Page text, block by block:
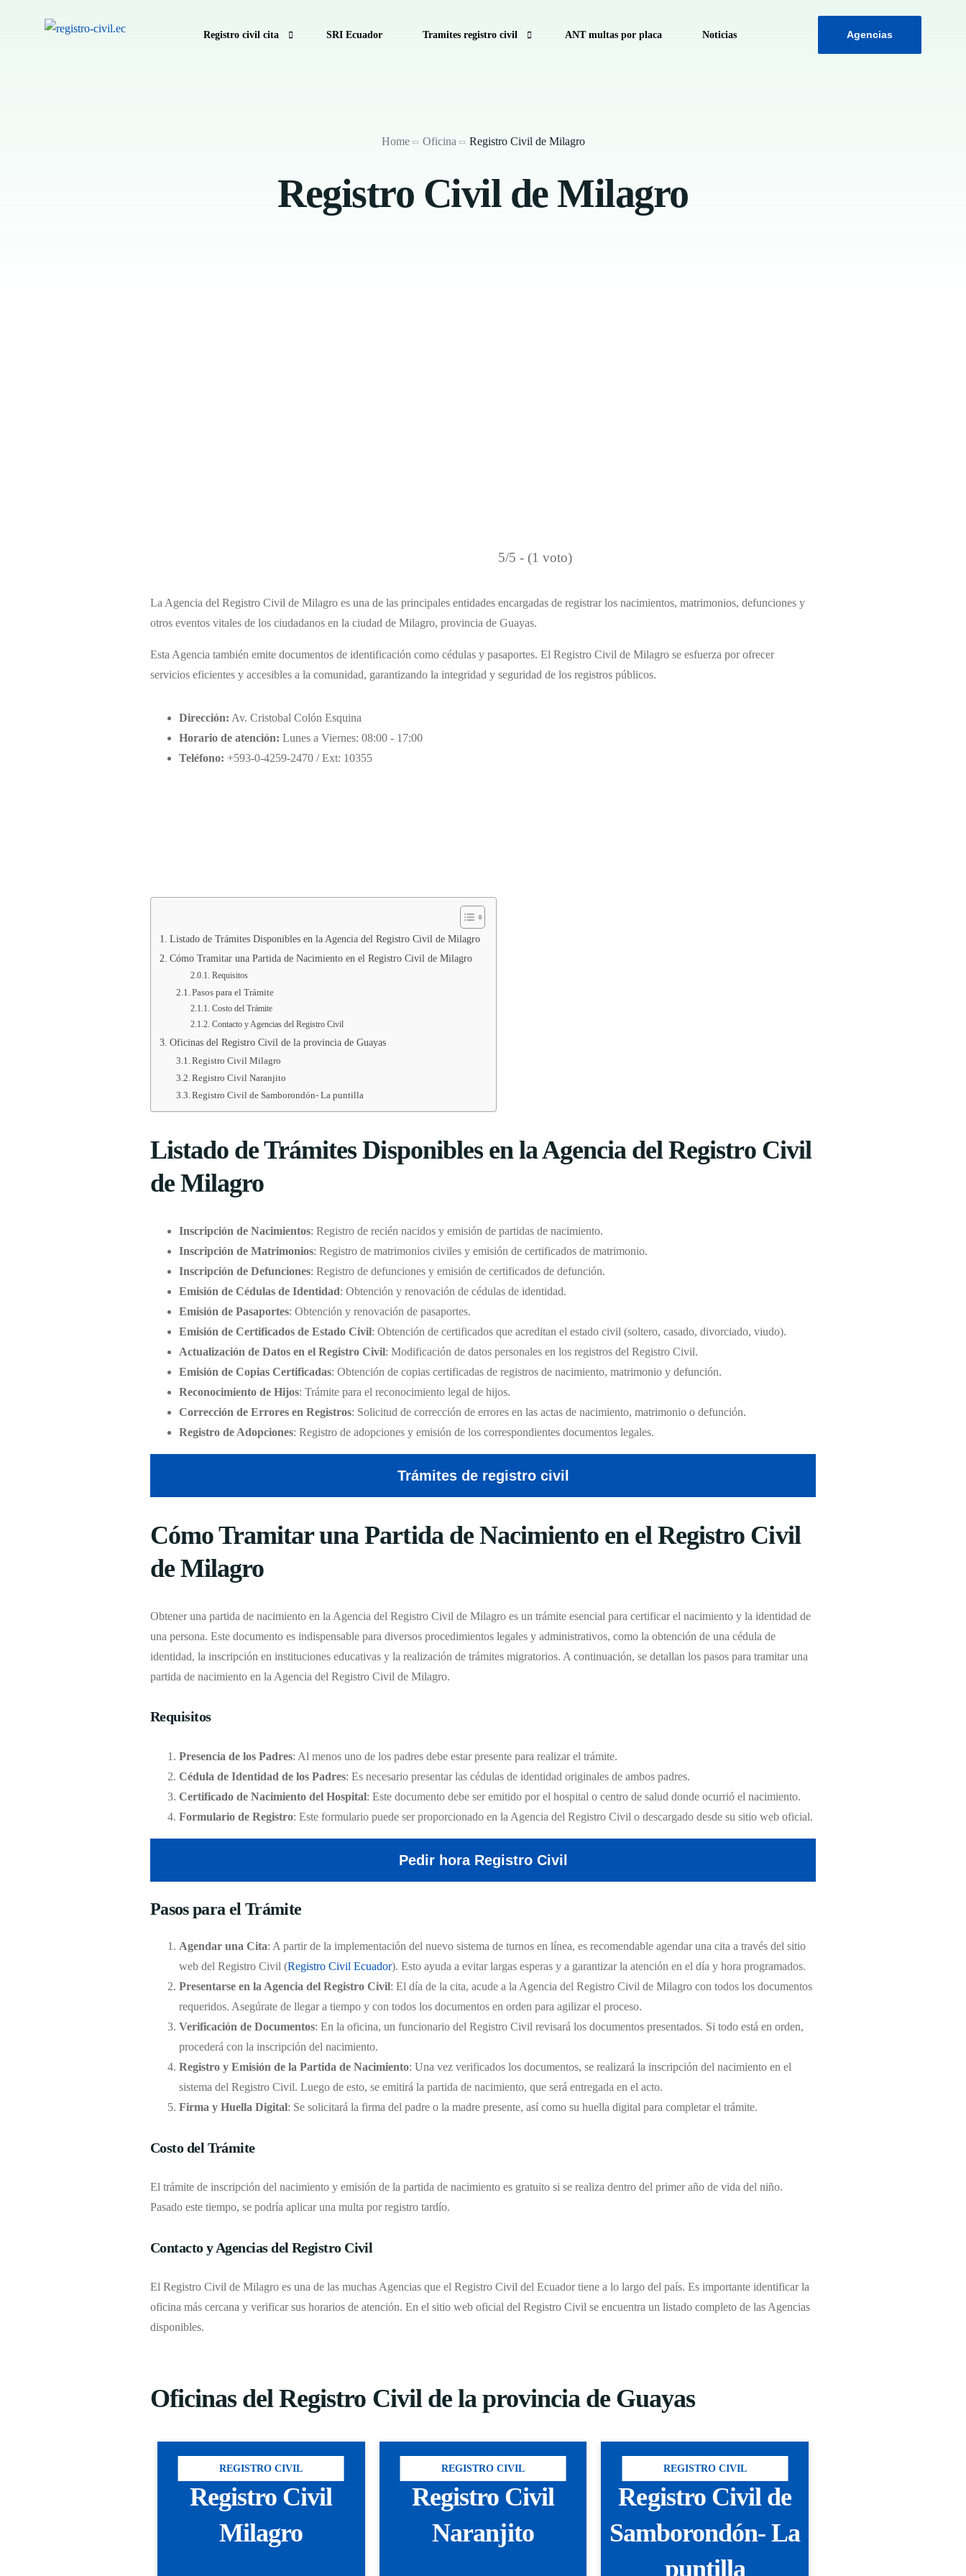
Registro civil cita SRI Ecuador Tramites registro civil
Como calcular decimo tercer sueldo
Anular turno RTV
ANT multas por placa Noticias Agencias
Home Oficina Registro Civil de Milagro
Registro Civil de Milagro
5/5 - (1 voto)
La Agencia del Registro Civil de Milagro es una de las principales entidades encargadas de registrar los nacimientos, matrimonios, defunciones y
otros eventos vitales de los ciudadanos en la ciudad de Milagro, provincia de Guayas.
Esta Agencia también emite documentos de identificación como cédulas y pasaportes. El Registro Civil de Milagro se esfuerza por ofrecer
servicios eficientes y accesibles a la comunidad, garantizando la integridad y seguridad de los registros públicos.
Dirección: Av. Cristobal Colón Esquina
Horario de atención: Lunes a Viernes: 08:00 - 17:00
Teléfono: +593-0-4259-2470 / Ext: 10355
Listado de Trámites Disponibles en la Agencia del Registro Civil de Milagro
Cómo Tramitar una Partida de Nacimiento en el Registro Civil de Milagro
Requisitos
Pasos para el Trámite
Costo del Trámite
Contacto y Agencias del Registro Civil
Oficinas del Registro Civil de la provincia de Guayas
Registro Civil Milagro
Registro Civil Naranjito
Registro Civil de Samborondón- La puntilla
Listado de Trámites Disponibles en la Agencia del Registro Civil
de Milagro
Inscripción de Nacimientos: Registro de recién nacidos y emisión de partidas de nacimiento.
Inscripción de Matrimonios: Registro de matrimonios civiles y emisión de certificados de matrimonio.
Inscripción de Defunciones: Registro de defunciones y emisión de certificados de defunción.
Emisión de Cédulas de Identidad: Obtención y renovación de cédulas de identidad.
Emisión de Pasaportes: Obtención y renovación de pasaportes.
Emisión de Certificados de Estado Civil: Obtención de certificados que acreditan el estado civil (soltero, casado, divorciado, viudo).
Actualización de Datos en el Registro Civil: Modificación de datos personales en los registros del Registro Civil.
Emisión de Copias Certificadas: Obtención de copias certificadas de registros de nacimiento, matrimonio y defunción.
Reconocimiento de Hijos: Trámite para el reconocimiento legal de hijos.
Corrección de Errores en Registros: Solicitud de corrección de errores en las actas de nacimiento, matrimonio o defunción.
Registro de Adopciones: Registro de adopciones y emisión de los correspondientes documentos legales.
Trámites de registro civil
Cómo Tramitar una Partida de Nacimiento en el Registro Civil
de Milagro
Obtener una partida de nacimiento en la Agencia del Registro Civil de Milagro es un trámite esencial para certificar el nacimiento y la identidad de
una persona. Este documento es indispensable para diversos procedimientos legales y administrativos, como la obtención de una cédula de
identidad, la inscripción en instituciones educativas y la realización de trámites migratorios. A continuación, se detallan los pasos para tramitar una
partida de nacimiento en la Agencia del Registro Civil de Milagro.
Requisitos
Presencia de los Padres: Al menos uno de los padres debe estar presente para realizar el trámite.
Cédula de Identidad de los Padres: Es necesario presentar las cédulas de identidad originales de ambos padres.
Certificado de Nacimiento del Hospital: Este documento debe ser emitido por el hospital o centro de salud donde ocurrió el nacimiento.
Formulario de Registro: Este formulario puede ser proporcionado en la Agencia del Registro Civil o descargado desde su sitio web oficial.
Pedir hora Registro Civil
Pasos para el Trámite
Agendar una Cita: A partir de la implementación del nuevo sistema de turnos en línea, es recomendable agendar una cita a través del sitio
web del Registro Civil (Registro Civil Ecuador). Esto ayuda a evitar largas esperas y a garantizar la atención en el día y hora programados.
Presentarse en la Agencia del Registro Civil: El día de la cita, acude a la Agencia del Registro Civil de Milagro con todos los documentos
requeridos. Asegúrate de llegar a tiempo y con todos los documentos en orden para agilizar el proceso.
Verificación de Documentos: En la oficina, un funcionario del Registro Civil revisará los documentos presentados. Si todo está en orden,
procederá con la inscripción del nacimiento.
Registro y Emisión de la Partida de Nacimiento: Una vez verificados los documentos, se realizará la inscripción del nacimiento en el
sistema del Registro Civil. Luego de esto, se emitirá la partida de nacimiento, que será entregada en el acto.
Firma y Huella Digital: Se solicitará la firma del padre o la madre presente, así como su huella digital para completar el trámite.
Costo del Trámite
El trámite de inscripción del nacimiento y emisión de la partida de nacimiento es gratuito si se realiza dentro del primer año de vida del niño.
Pasado este tiempo, se podría aplicar una multa por registro tardío.
Contacto y Agencias del Registro Civil
El Registro Civil de Milagro es una de las muchas Agencias que el Registro Civil del Ecuador tiene a lo largo del país. Es importante identificar la
oficina más cercana y verificar sus horarios de atención. En el sitio web oficial del Registro Civil se encuentra un listado completo de las Agencias
disponibles.
Oficinas del Registro Civil de la provincia de Guayas
REGISTRO CIVIL
Registro Civil
Milagro
REGISTRO CIVIL
Registro Civil
Naranjito
REGISTRO CIVIL
Registro Civil de
Samborondón- La
puntilla